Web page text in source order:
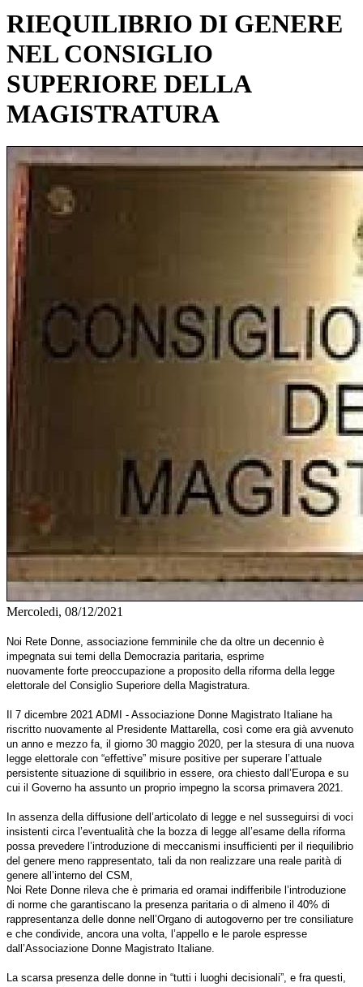
RIEQUILIBRIO DI GENERE
NEL CONSIGLIO
SUPERIORE DELLA
MAGISTRATURA
Mercoledi, 08/12/2021
Noi Rete Donne, associazione femminile che da oltre un decennio è
impegnata sui temi della Democrazia paritaria, esprime
nuovamente forte preoccupazione a proposito della riforma della legge
elettorale del Consiglio Superiore della Magistratura.
Il 7 dicembre 2021 ADMI - Associazione Donne Magistrato Italiane ha
riscritto nuovamente al Presidente Mattarella, così come era già avvenuto
un anno e mezzo fa, il giorno 30 maggio 2020, per la stesura di una nuova
legge elettorale con “effettive” misure positive per superare l’attuale
persistente situazione di squilibrio in essere, ora chiesto dall’Europa e su
cui il Governo ha assunto un proprio impegno la scorsa primavera 2021.
In assenza della diffusione dell’articolato di legge e nel susseguirsi di voci
insistenti circa l’eventualità che la bozza di legge all’esame della riforma
possa prevedere l’introduzione di meccanismi insufficienti per il riequilibrio
del genere meno rappresentato, tali da non realizzare una reale parità di
genere all’interno del CSM,
Noi Rete Donne rileva che è primaria ed oramai indifferibile l’introduzione
di norme che garantiscano la presenza paritaria o di almeno il 40% di
rappresentanza delle donne nell’Organo di autogoverno per tre consiliature
e che condivide, ancora una volta, l’appello e le parole espresse
dall’Associazione Donne Magistrato Italiane.
La scarsa presenza delle donne in “tutti i luoghi decisionali”, e fra questi,